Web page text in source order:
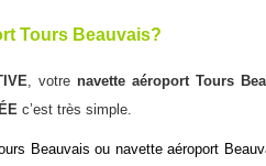
Tours Beauvais?
, votre navette aéroport Tours
c’est très simple.
Beauvais ou navette aéroport